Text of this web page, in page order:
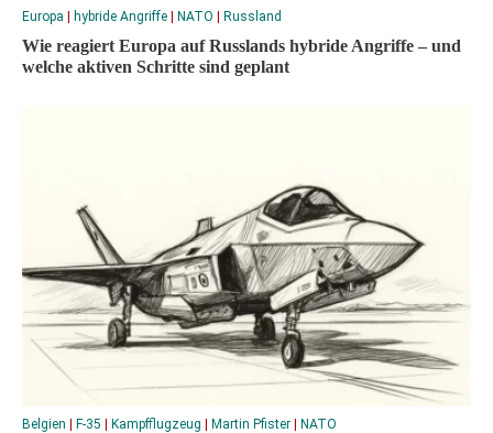
Europa | hybride Angriffe | NATO | Russland
Wie reagiert Europa auf Russlands hybride Angriffe – und
welche aktiven Schritte sind geplant
Belgien | F-35 | Kampfflugzeug | Martin Pfister | NATO